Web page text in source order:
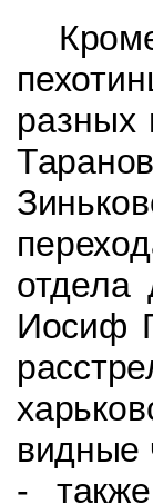
разных
Зинь
Иосиф
видные
-